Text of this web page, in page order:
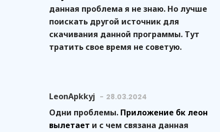
данная проблема я не знаю. Но лучше
поискать другой источник для
скачивания данной программы. Тут
тратить свое время не советую.
LeonApkkyj 28.03.2024
Одни проблемы. Приложение бк леон
вылетает и с чем связана данная